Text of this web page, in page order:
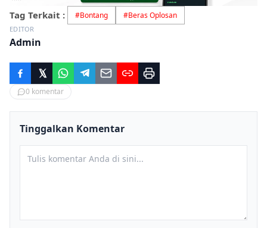
Tag Terkait : #Bontang #Beras Oplosan
EDITOR
Admin
0 komentar
Tinggalkan Komentar